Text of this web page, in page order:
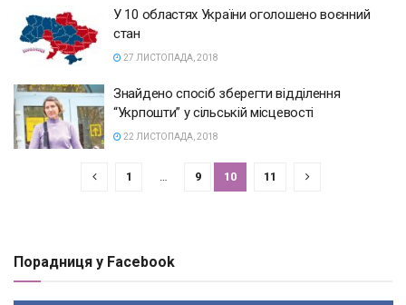
У 10 областях України оголошено воєнний
стан
27 ЛИСТОПАДА, 2018
Знайдено спосіб зберегти відділення
“Укрпошти” у сільській місцевості
22 ЛИСТОПАДА, 2018
1 … 9 10 11
Порадниця у Facebook